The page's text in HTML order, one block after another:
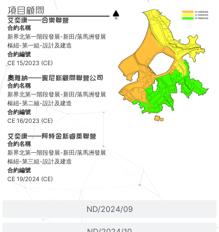
ND/2024/09
項目顧問
艾奕康——合樂聯營
合約名稱
新界北第一階段發展-新田/落馬洲發展
樞紐-第一組-設計及建造
合約編號
CE 15/2023 (CE)
奧雅納——賓尼斯顧問聯營公司
合約名稱
新界北第一階段發展-新田/落馬洲發展
樞紐-第二組-設計及建造
合約編號
CE 16/2023 (CE)
艾奕康——阿特金斯睿萊聯營
合約名稱
新界北第一階段發展-新田/落馬洲發展
樞紐-第三組-設計及建造
合約編號
CE 19/2024 (CE)